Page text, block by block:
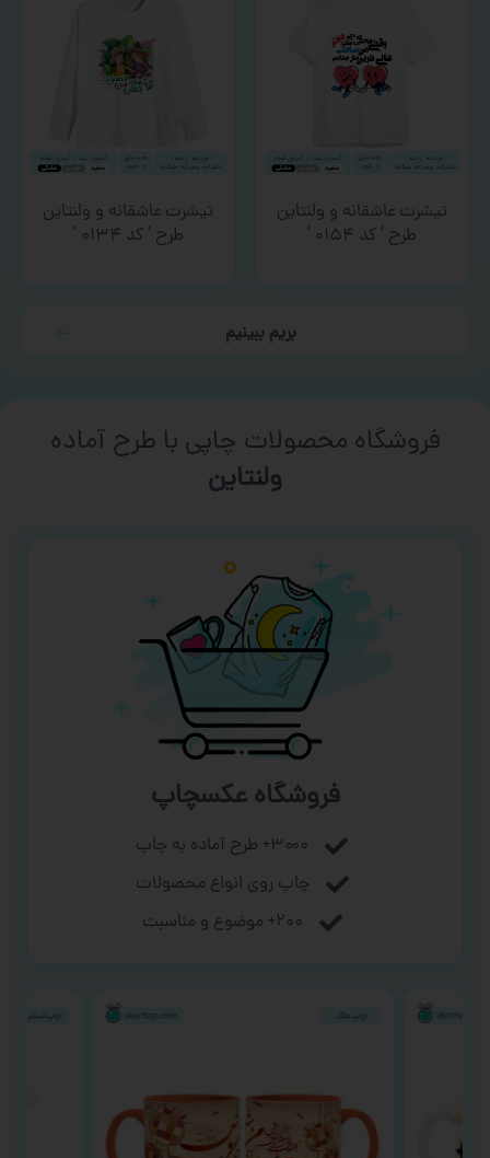
تیشرت عاشقانه و ولنتاین
طرح ‘ کد ۰۱۵۴ ‘
تیشرت عاشقانه و ولنتاین
طرح ‘ کد ۰۱۳۴ ‘
بریم ببینیم
فروشگاه محصولات چاپی با طرح آماده
ورزشی
فروشگاه عکسچاپ
۳۰۰۰+ طرح آماده به چاپ
چاپ روی انواع محصولات
۲۰۰+ موضوع و مناسبت